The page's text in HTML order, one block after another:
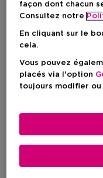
This is Her!
Filtrer
façon dont chacun
Consultez notre
En cliquant sur le
cela.
Vous pouvez
placés via l'option
toujours modifier